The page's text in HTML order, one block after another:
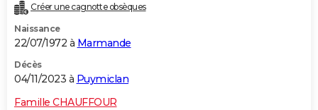
Créer une cagnotte obsèques
Naissance
22/07/1972 à Marmande
Décès
04/11/2023 à Puymiclan
Famille CHAUFFOUR